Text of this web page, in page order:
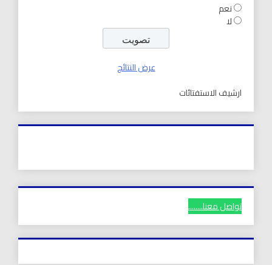
نعم
لا
عرض النتائج
ارشيف الاستفتائات
تواصل معنا........